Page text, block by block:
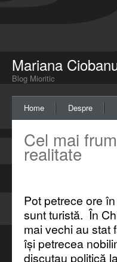
Mariana
Blog Mioritic
Home Despre
Cel mai
realitate
Pot petrece ore
sunt turistă. În
mai vechi au stat
își petrecea
discutau politică